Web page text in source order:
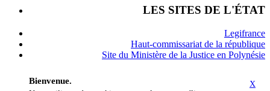
LES SITES DE L'ÉTAT
Legifrance
Haut-commissariat de la république
Site du Ministère de la Justice en Polynésie
X
Bienvenue.